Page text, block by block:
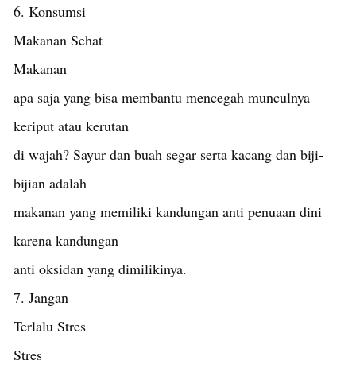
6. Konsumsi
Makanan Sehat
Makanan
apa saja yang bisa membantu mencegah munculnya
keriput atau kerutan
di wajah? Sayur dan buah segar serta kacang dan biji-
bijian adalah
makanan yang memiliki kandungan anti penuaan dini
karena kandungan
anti oksidan yang dimilikinya.
7. Jangan
Terlalu Stres
Stres